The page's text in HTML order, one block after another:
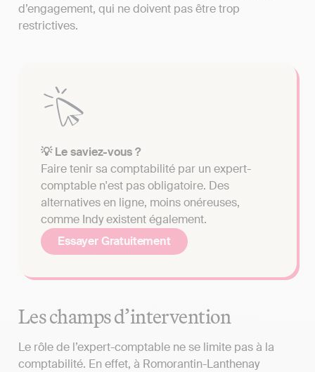
d’engagement, qui ne doivent pas être trop
restrictives.
💡 Le saviez-vous ?
Faire tenir sa comptabilité par un expert-
comptable n'est pas obligatoire. Des
alternatives en ligne, moins onéreuses,
comme Indy existent également.
Essayer Gratuitement
Les champs d’intervention
Le rôle de l’expert-comptable ne se limite pas à la
comptabilité. En effet, à Romorantin-Lanthenay